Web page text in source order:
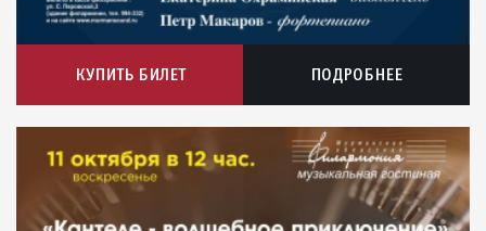
КУПИТЬ БИЛЕТ ПОДРОБНЕЕ